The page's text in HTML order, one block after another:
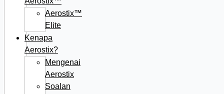
Aerostix™
Elite
Kenapa
Aerostix?
Mengenai
Aerostix
Soalan